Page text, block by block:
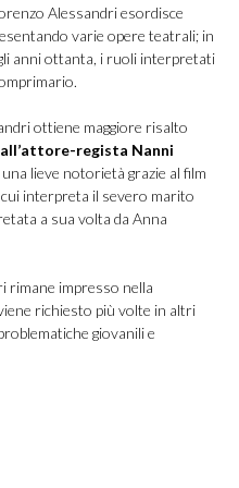
Alessandri esordisce
varie opere teatrali; in
anni ottanta, i ruoli interpretati
ottiene maggiore risalto
regista Nanni
lieve notorietà grazie al film
interpreta il severo marito
a sua volta da Anna
rimane impresso nella
richiesto più volte in altri
giovanili e